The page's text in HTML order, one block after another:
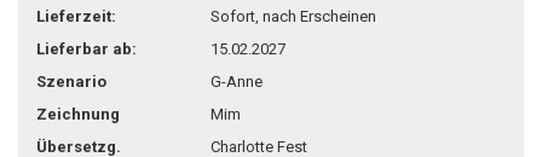
Lieferzeit:
Sofort, nach Erscheinen
Lieferbar ab:
15.02.2027
Szenario
G-Anne
Zeichnung
Mim
Übersetzg.
Charlotte Fest